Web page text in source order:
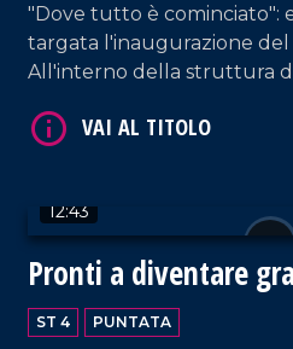
"Dove tutto è cominciato":
targata l'inaugurazione del
All'interno della struttura
da tutta la Calabria -
anche dall'Italia.
12:43
Pronti a diventare
ST 4 PUNTATA
VAI AL TITOLO
VAI AL TITOLO